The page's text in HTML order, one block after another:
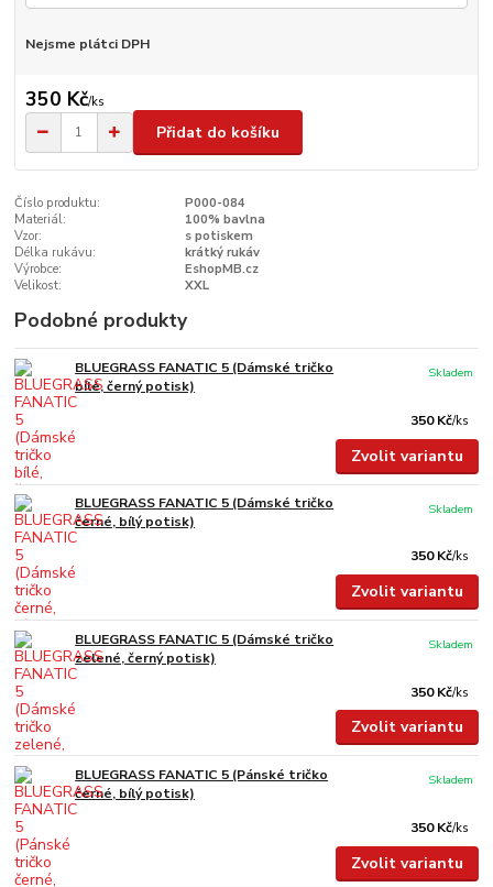
Nejsme plátci DPH
350 Kč/ks
Přidat do košíku
Číslo produktu:
P000-084
Materiál:
100% bavlna
Vzor:
s potiskem
Délka rukávu:
krátký rukáv
Výrobce:
EshopMB.cz
Velikost:
XXL
Podobné produkty
BLUEGRASS FANATIC 5 (Dámské tričko
bílé, černý potisk)
350 Kč/ks
Skladem
Zvolit variantu
BLUEGRASS FANATIC 5 (Dámské tričko
černé, bílý potisk)
350 Kč/ks
Skladem
Zvolit variantu
BLUEGRASS FANATIC 5 (Dámské tričko
zelené, černý potisk)
350 Kč/ks
Skladem
Zvolit variantu
BLUEGRASS FANATIC 5 (Pánské tričko
černé, bílý potisk)
350 Kč/ks
Skladem
Zvolit variantu